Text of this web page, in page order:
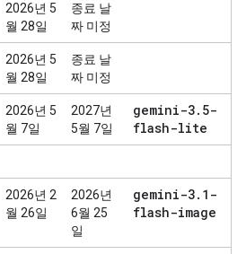
2026년 5
월 28일
종료 날
짜 미정
2026년 5
월 28일
종료 날
짜 미정
2026년 5
월 7일
2027년
5월 7일
gemini-3. 5-
flash-lite
2026년 2
월 26일
2026년
6월 25
일
gemini-3. 1-
flash-image